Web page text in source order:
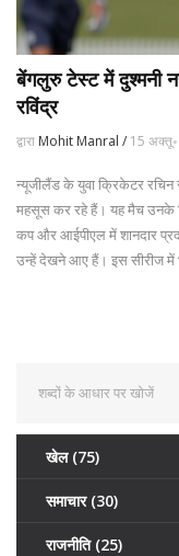
बेंगलुरु टेस्ट में दुश्मनी
रविंद्र
द्वारा Mohit Manral / 15
न्यूजीलैंड के युवा क्रिकेटर
महसूस कर रहे हैं। यह मैच उनके
कप और आईपीएल में शानदार
उन्हें देखने आए हैं। इस सीरीज में
खेल (75)
समाचार (30)
राजनीति (25)